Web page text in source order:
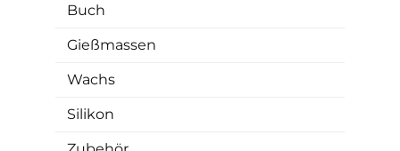
Buch
Gießmassen
Wachs
Silikon